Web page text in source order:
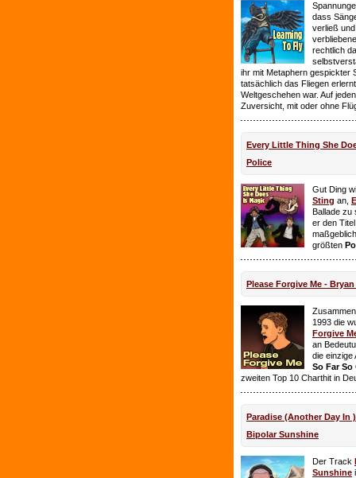
dass
verließ
rechtlich
ihr mit Metaphern gespickter
tatsächlich das Fliegen
Weltgeschehen war. Auf
Zuversicht, mit oder ohne
Every Little Thing She
Police
Gut Ding
Sting an,
Ballade zu
er den
größten
Please Forgive Me -
1993 die
Forgive
an
die einzige
So Far So
zweiten Top 10 Charthit in
Paradise (Another Day In
Bipolar Sunshine
Der Track
Sunshine